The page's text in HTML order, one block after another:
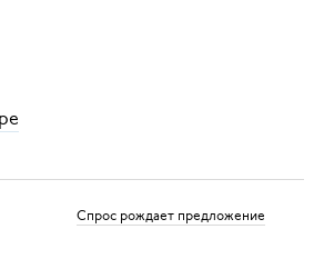
Спрос рождает предложение